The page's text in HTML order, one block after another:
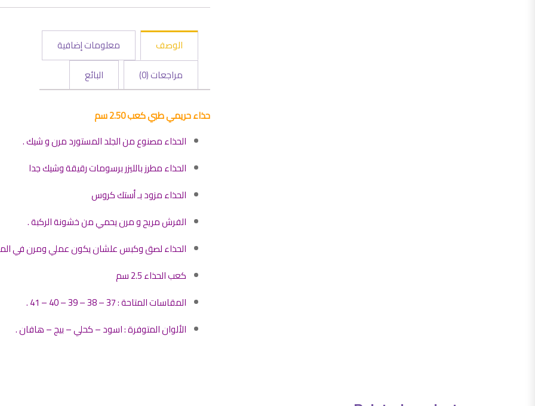
الوصف
معلومات إضافية
مراجعات (0)
البائع
حذاء حريمي طبي كعب 2.50 سم
الحذاء مصنوع من الجلد المستورد مرن و شيك .
الحذاء مطرز بالليزر برسومات رقيقة وشيك جدا
الحذاء مزود بـ أستك كروس
الفرش مريح و مرن يحمي من خشونة الركبة .
الحذاء لصق وكبس علشان يكون عملي ومرن في
كعب الحذاء 2.5 سم
المقاسات المتاحة : 37 – 38 – 39 – 40 – 41 .
الألوان المتوفرة : اسود – كحلي – بيج – هافان .